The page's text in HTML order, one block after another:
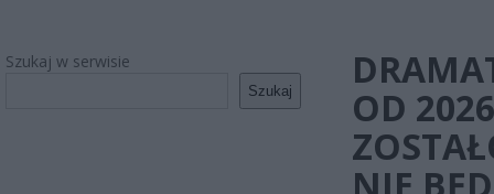
Szukaj w serwisie
Szukaj
OD